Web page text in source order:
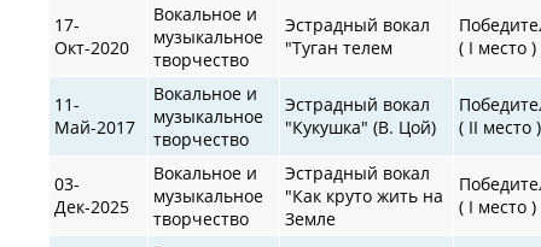
17-
Окт-2020
Вокальное и
музыкальное
творчество
Эстрадный вокал
"Туган телем
( I место )
11-
Май-2017
Вокальное и
музыкальное
творчество
Эстрадный вокал
"Кукушка" (В. Цой)
( II место )
03-
Дек-2025
Вокальное и
музыкальное
творчество
Эстрадный вокал
"Как круто жить на
Земле
( I место )